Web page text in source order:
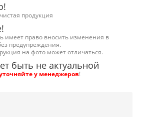
продукция
имеет право вносить изменения в
предупреждения.
на фото может отличаться.
быть не актуальной
у менеджеров!